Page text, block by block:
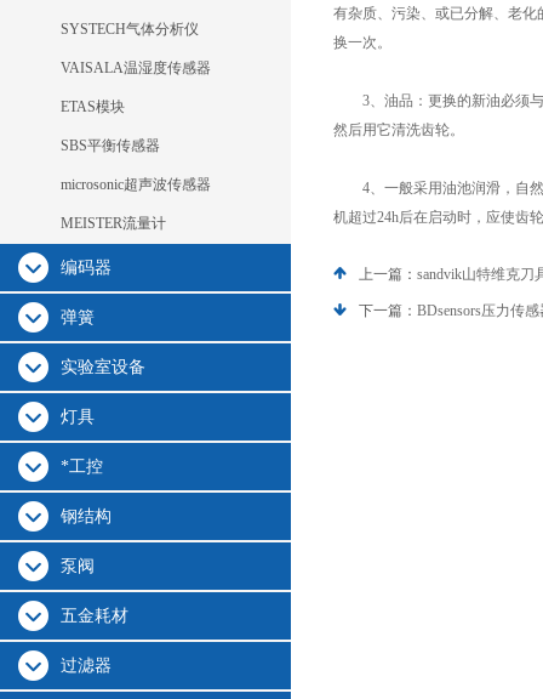
SYSTECH气体分析仪
VAISALA温湿度传感器
ETAS模块
SBS平衡传感器
microsonic超声波传感器
MEISTER流量计
编码器
弹簧
实验室设备
灯具
*工控
钢结构
泵阀
五金耗材
过滤器
有杂质、污染、或已分解、老
换一次。
3、油品：更换的新油必须与
然后用它清洗齿轮。
4、一般采用油池润滑，自然
机超过24h后在启动时，应使齿
上一篇： sandvik山特维克刀
下一篇： BDsensors压力传